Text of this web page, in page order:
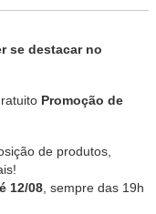
se destacar no
Promoção de
de produtos,
12/08 , sempre das 19h